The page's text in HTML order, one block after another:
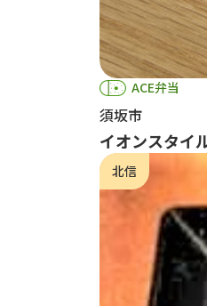
ACE弁当
須坂市
イオンスタイ
北信